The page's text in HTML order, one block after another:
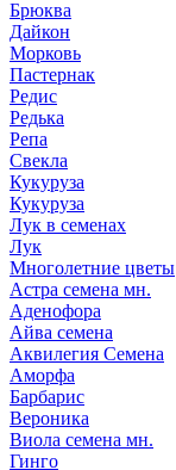
Брюква
Дайкон
Морковь
Пастернак
Редис
Редька
Репа
Свекла
Кукуруза
Кукуруза
Лук в семенах
Лук
Многолетние цветы
Астра семена мн.
Аденофора
Айва семена
Аквилегия Семена
Аморфа
Барбарис
Вероника
Виола семена мн.
Гинго